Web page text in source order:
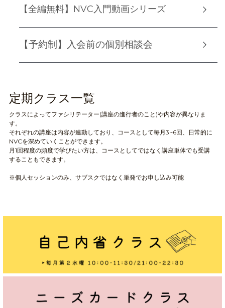
【全編無料】NVC入門動画シリーズ
【予約制】入会前の個別相談会
定期クラス一覧
クラスによってファシリテーター(講座の進行者のこと)や内容が異なりま
す。
それぞれの講座は内容が連動しており、コースとして毎月3~6回、日常的に
NVCを深めていくことができます。
月1回程度の頻度で学びたい方は、コースとしてではなく講座単体でも受講
することもできます。
※個人セッションのみ、サブスクではなく単発でお申し込み可能